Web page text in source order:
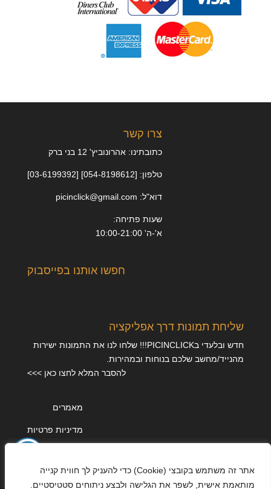
אתר זה משתמש בקובצי (Cookie) כדי להעניק לך חווית קנייה
מותאמת אישית, לשפר את הגלישה ולבצע ניתוחים סטטיסטיים.
צרו קשר
כתובתינו: אהרונוביץ' 12 בני ברק
טלפון: [054-8198612] [03-6199392]
דוא"ל: picinclick@gmail.com
שעות פתיחה:
א'-ה' 10:00-21:00
חפשו אותנו בפייסבוק
שליחת תמונות דרך אפליקציה
חדש ובלעדי בPICINCLICK!!! שלחו לנו את התמונות ישירות
מהנייד/מחשב שלכם בנוחות ובמהירות.
להסבר המלא לחצו כאן >>>
מאמרים
מדיניות פרטיות